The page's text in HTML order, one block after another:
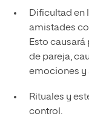
Dificultad en
amistades
Esto
de pareja,
emociones y
Rituales y
control.